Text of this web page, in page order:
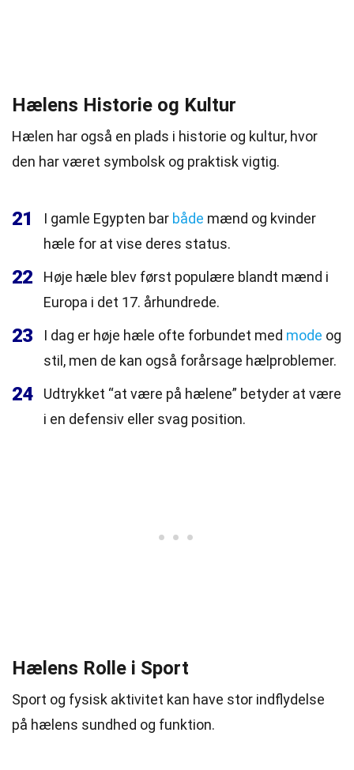
Hælens Historie og Kultur
Hælen har også en plads i historie og kultur, hvor
den har været symbolsk og praktisk vigtig.
21 I gamle Egypten bar både mænd og kvinder
hæle for at vise deres status.
22
Høje hæle blev først populære blandt mænd i
Europa i det 17. århundrede.
23 I dag er høje hæle ofte forbundet med mode og
stil, men de kan også forårsage hælproblemer.
24
Udtrykket “at være på hælene” betyder at være
i en defensiv eller svag position.
Hælens Rolle i Sport
Sport og fysisk aktivitet kan have stor indflydelse
på hælens sundhed og funktion.